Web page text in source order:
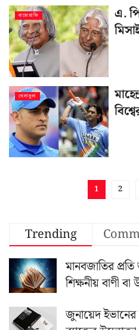
বায়োগ্রাফি
এ.
খেলাধুলা
1 2
Trending
মানবজাতির
শিক্ষনীয় বাণী
জুনায়েদ ইভানের